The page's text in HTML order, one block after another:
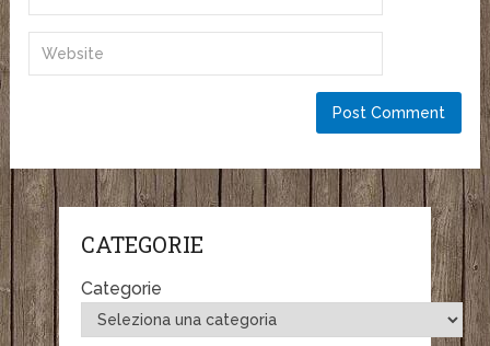
CATEGORIE
Categorie